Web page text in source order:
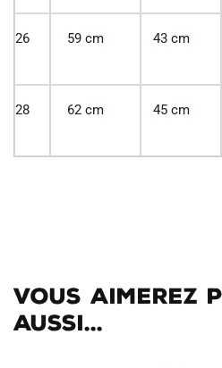
26 59 cm 43 cm
28 62 cm 45 cm
Vous aimerez
aussi...